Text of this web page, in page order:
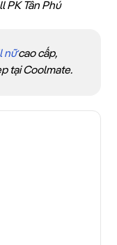
PK Tân Phú
nữcao cấp,
tại Coolmate.